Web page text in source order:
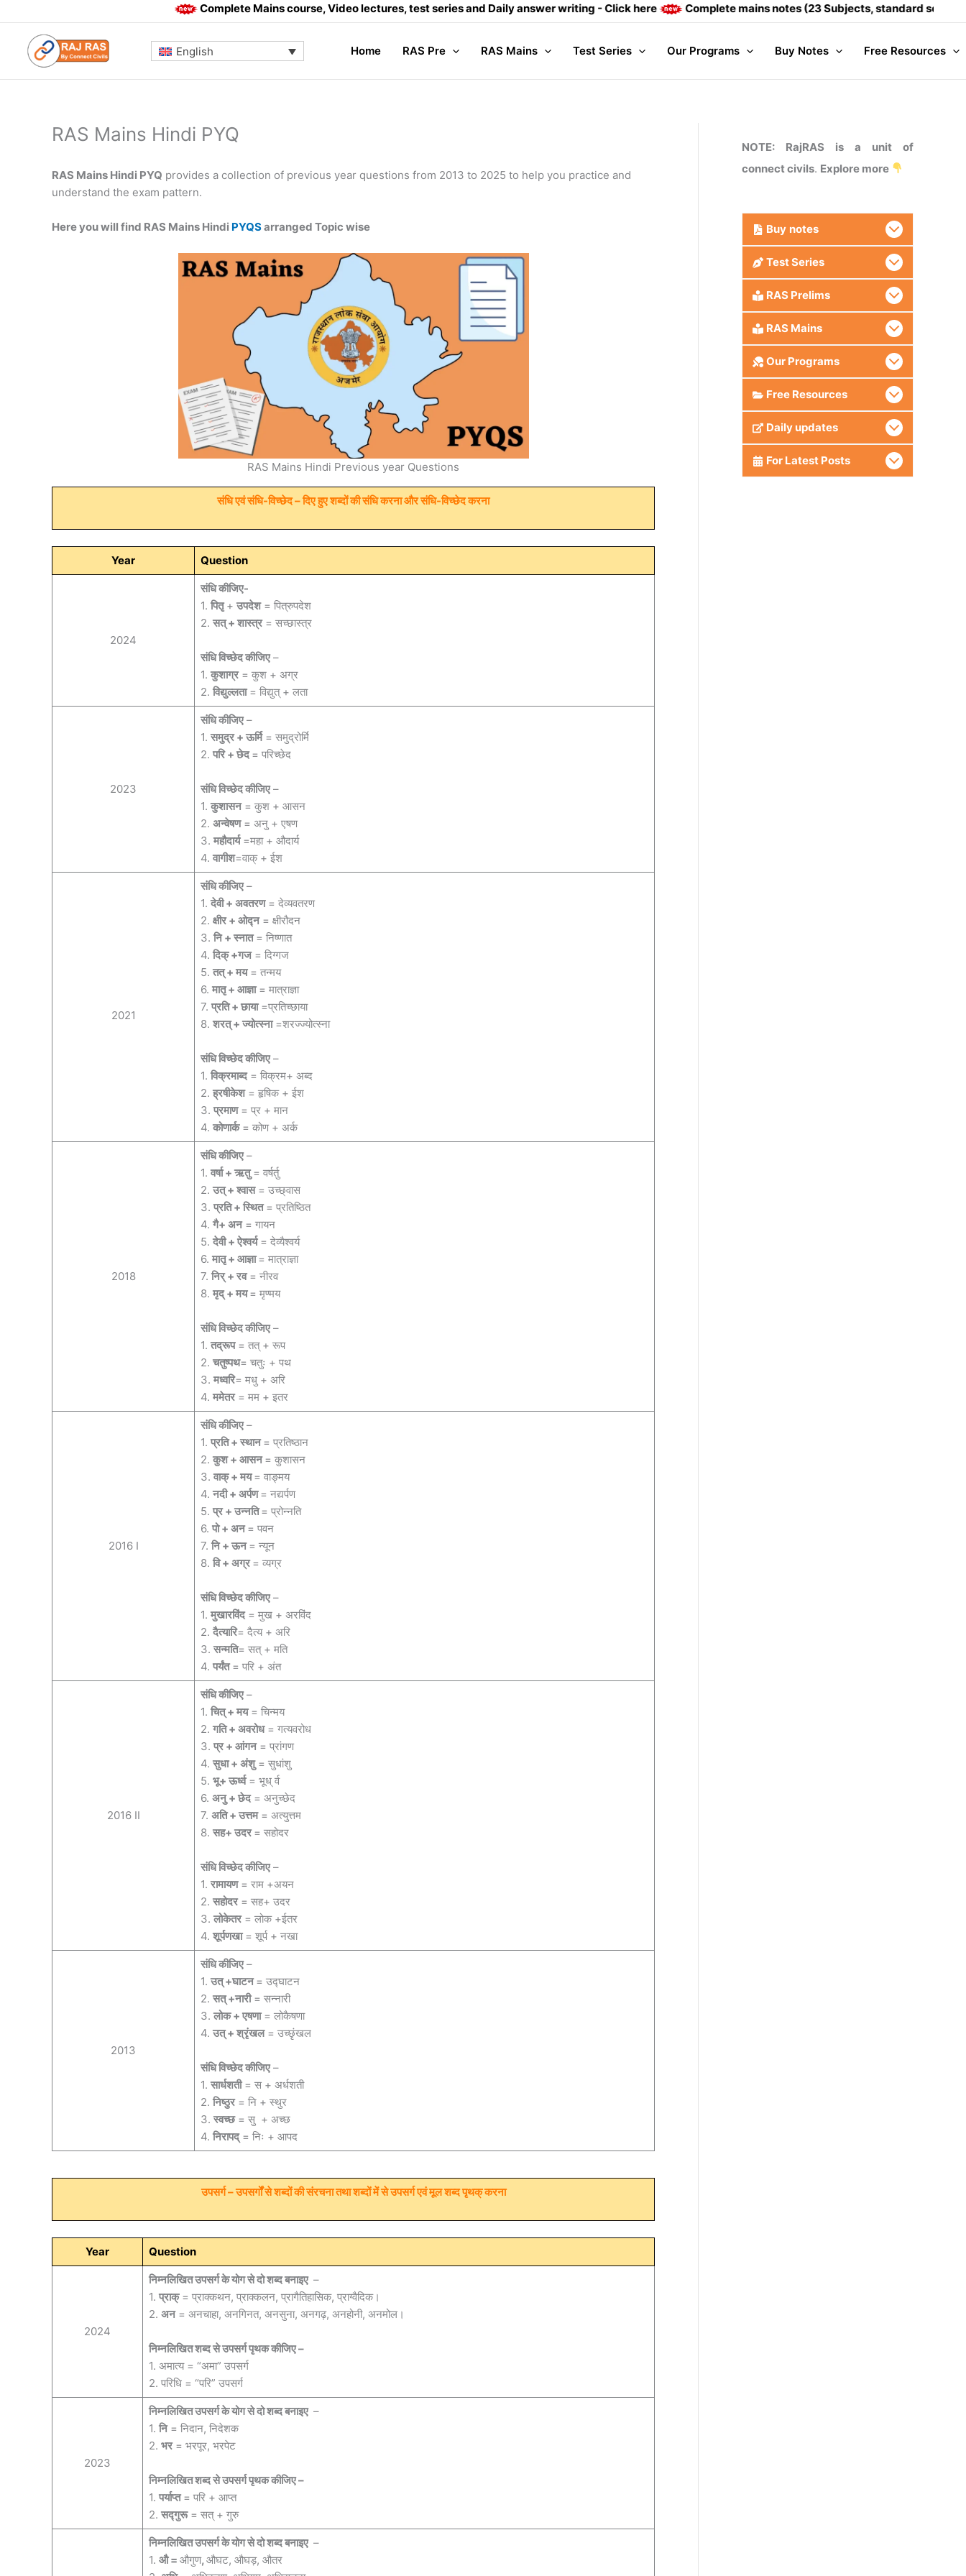
to
content
Complete Mains course, Video lectures, test series and Daily answer writing- Click here Complete mains notes (23 Subjects, standard sources like
English Home RAS Pre RAS Mains Test Series Our Programs Buy Notes Free Resources
RAS Mains Hindi PYQ
RAS Mains Hindi PYQ provides a collection of previous year questions from 2013 to 2025 to help you practice and
understand the exam pattern.
Here you will find RAS Mains Hindi PYQSarranged Topic wise
RAS Mains Hindi Previous year Questions
संधि एवं संधि-विच्छेद – दिए हुए शब्दों की संधि करना और संधि-विच्छेद करना
Year Question
2024
संधि कीजिए-
1. पितृ+ उपदेश= पित्रुपदेश
2. सत् + शास्त्र= सच्छास्त्र
संधि विच्छेद कीजिए–
1. कुशाग्र= कुश + अग्र
2. विद्युल्लता= विद्युत् + लता
2023
संधि कीजिए–
1. समुद्र + ऊर्मि= समुद्रोर्मि
2. परि + छेद= परिच्छेद
संधि विच्छेद कीजिए–
1. कुशासन= कुश + आसन
2. अन्वेषण= अनु + एषण
3. महौदार्य=महा + औदार्य
4. वागीश=वाक् + ईश
2021
संधि कीजिए–
1. देवी + अवतरण= देव्यवतरण
2. क्षीर + ओद्न= क्षीरौदन
3. नि + स्नात= निष्णात
4. दिक् +गज= दिग्गज
5. तत् + मय= तन्मय
6. मातृ + आज्ञा= मात्राज्ञा
7. प्रति + छाया=प्रतिच्छाया
8. शरत् + ज्योत्स्ना=शरज्ज्योत्स्ना
संधि विच्छेद कीजिए–
1. विक्रमाब्द= विक्रम+ अब्द
2. ह्रषीकेश= हृषिक + ईश
3. प्रमाण= प्र + मान
4. कोणार्क= कोण + अर्क
2018
संधि कीजिए–
1. वर्षा + ऋतु= वर्षर्तु
2. उत्‌ + श्वास= उच्छ्वास
3. प्रति + स्थित= प्रतिष्ठित
4. गै+ अन= गायन
5. देवी + ऐश्वर्य= देव्यैश्वर्य
6. मातृ + आज्ञा= मात्राज्ञा
7. निर्‌ + रव= नीरव
8. मृद् + मय= मृण्मय
संधि विच्छेद कीजिए–
1. तद्रूप= तत् + रूप
2. चतुष्पथ= चतुः + पथ
3. मध्वरि= मधु + अरि
4. ममेतर= मम + इतर
2016 I
संधि कीजिए–
1. प्रति + स्थान= प्रतिष्ठान
2. कुश + आसन= कुशासन
3. वाक् + मय= वाङ्मय
4. नदी + अर्पण= नद्यर्पण
5. प्र + उन्‍नति= प्रोन्नति
6. पो + अन= पवन
7. नि + ऊन= न्यून
8. वि + अग्र= व्यग्र
संधि विच्छेद कीजिए–
1. मुखारविंद= मुख + अरविंद
2. दैत्यारि= दैत्य + अरि
3. सन्मति= सत् + मति
4. पर्यंत= परि + अंत
2016 II
संधि कीजिए–
1. चित् + मय= चिन्मय
2. गति + अवरोध= गत्यवरोध
3. प्र + आंगन= प्रांगण
4. सुधा + अंशु= सुधांशु
5. भू+ ऊर्ध्व= भूध् र्व
6. अनु + छेद= अनुच्छेद
7. अति + उत्तम= अत्युत्तम
8. सह+ उदर= सहोदर
संधि विच्छेद कीजिए–
1. रामायण= राम +अयन
2. सहोदर= सह+ उदर
3. लोकेतर= लोक +ईतर
4. शूर्पणखा= शूर्प + नखा
2013
संधि कीजिए–
1. उत्‌ +घाटन= उद्घाटन
2. सत्‌ +नारी= सन्नारी
3. ​​लोक + एषणा= लोकैषणा
4. उत्‌ + श्रृंखल= उच्छृंखल
संधि विच्छेद कीजिए–
1. सार्धशती= स + अर्धशती
2. निष्ठुर= नि + स्थुर
3. स्वच्छ= सु + अच्छ
4. निरापद्‌= निः + आपद
उपसर्ग – उपसर्गों से शब्दों की संरचना तथा शब्दों में से उपसर्ग एवं मूल शब्द पृथक्‌ करना
Year Question
2024
निम्नलिखित उपसर्ग के योग से दो शब्द बनाइए –
1. प्राक्= प्राक्कथन, प्राक्कलन, प्रागैतिहासिक, प्राग्वैदिक।
2. अन= अनचाहा, अनगिनत, अनसुना, अनगढ़, अनहोनी, अनमोल।
निम्नलिखित शब्द से उपसर्ग पृथक कीजिए –
1. अमात्य = “अमा” उपसर्ग
2. परिधि = “परि” उपसर्ग
2023
निम्नलिखित उपसर्ग के योग से दो शब्द बनाइए –
1. नि= निदान, निदेशक
2. भर= भरपूर, भरपेट
निम्नलिखित शब्द से उपसर्ग पृथक कीजिए –
1. पर्याप्त= परि + आप्त
2. सद्गुरू= सत् + गुरु
निम्नलिखित उपसर्ग के योग से दो शब्द बनाइए –
1. औ = औगुण, औघट, औघड़, औतर
NOTE: RajRAS is a unit of
connect civils. Explore more
Buy notes
Test Series
RAS Prelims
RAS Mains
Our Programs
Free Resources
Daily updates
For Latest Posts